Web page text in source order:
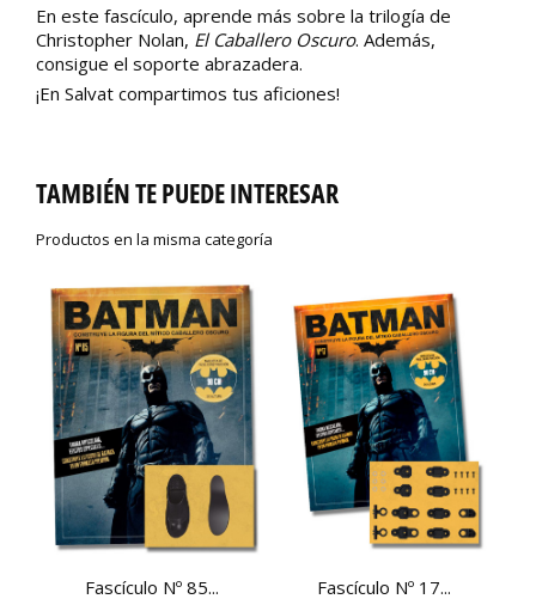
En este fascículo, aprende más sobre la trilogía de
Christopher Nolan, El Caballero Oscuro. Además,
consigue el soporte abrazadera.
¡En Salvat compartimos tus aficiones!
TAMBIÉN TE PUEDE INTERESAR
Productos en la misma categoría
Fascículo Nº 85... Fascículo Nº 17...